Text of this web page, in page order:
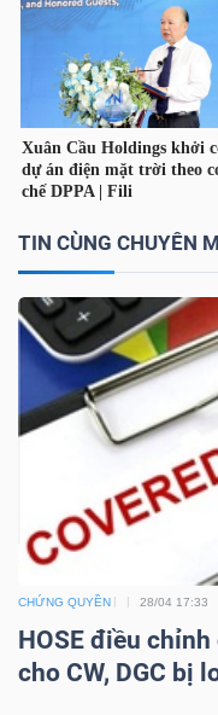
TIN CÙNG CHUYÊN
CHỨNG QUYỀN 28/04 17:33
HOSE điều
cho CW, DGC bị
ĐÔNG
TÀI
CHÍNH
PHÂN
TÍCH
VIETSTOCKFINANCE